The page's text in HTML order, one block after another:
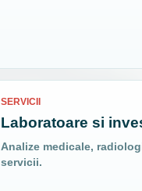
SERVICII
Laboratoare si
Analize medicale,
servicii.